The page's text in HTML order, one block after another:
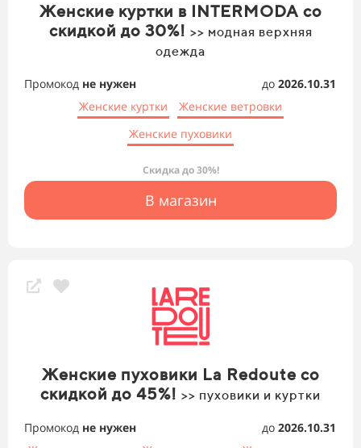
Женские куртки в INTERMODA со
скидкой до 30%! >> модная верхняя
одежда
Промокод не нужен до 2026.10.31
Женские куртки
Женские ветровки
Женские пуховики
Скидка до 30%!
В магазин
Женские пуховики La Redoute со
скидкой до 45%! >> пуховики и куртки
Промокод не нужен до 2026.10.31